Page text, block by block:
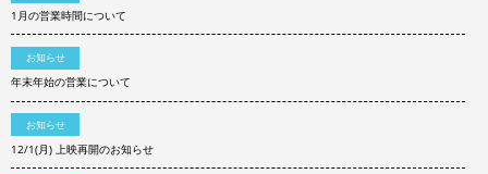
1月の営業時間について
お知らせ
年末年始の営業について
お知らせ
12/1(月) 上映再開のお知らせ